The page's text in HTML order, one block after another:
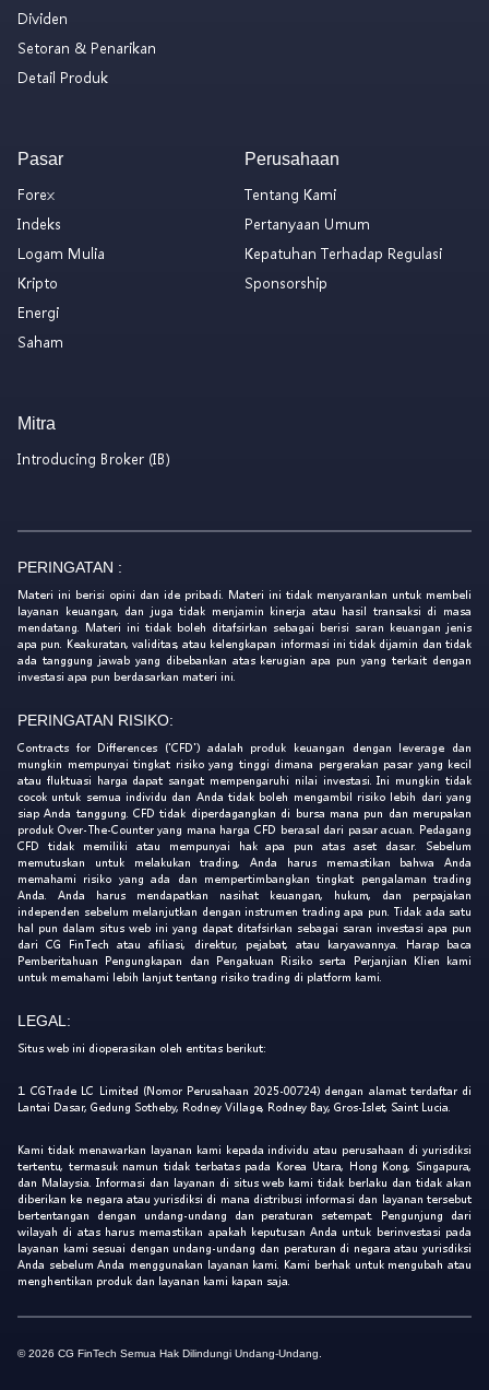
Dividen
Setoran & Penarikan
Detail Produk
Pasar
Forex
Indeks
Logam Mulia
Kripto
Energi
Saham
Perusahaan
Tentang Kami
Pertanyaan Umum
Kepatuhan Terhadap Regulasi
Sponsorship
Mitra
Introducing Broker (IB)
PERINGATAN :
Materi ini berisi opini dan ide pribadi. Materi ini tidak menyarankan untuk membeli
layanan keuangan, dan juga tidak menjamin kinerja atau hasil transaksi di masa
mendatang. Materi ini tidak boleh ditafsirkan sebagai berisi saran keuangan jenis
apa pun. Keakuratan, validitas, atau kelengkapan informasi ini tidak dijamin dan tidak
ada tanggung jawab yang dibebankan atas kerugian apa pun yang terkait dengan
investasi apa pun berdasarkan materi ini.
PERINGATAN RISIKO:
Contracts for Differences ('CFD') adalah produk keuangan dengan leverage dan
mungkin mempunyai tingkat risiko yang tinggi dimana pergerakan pasar yang kecil
atau fluktuasi harga dapat sangat mempengaruhi nilai investasi. Ini mungkin tidak
cocok untuk semua individu dan Anda tidak boleh mengambil risiko lebih dari yang
siap Anda tanggung. CFD tidak diperdagangkan di bursa mana pun dan merupakan
produk Over-The-Counter yang mana harga CFD berasal dari pasar acuan. Pedagang
CFD tidak memiliki atau mempunyai hak apa pun atas aset dasar. Sebelum
memutuskan untuk melakukan trading, Anda harus memastikan bahwa Anda
memahami risiko yang ada dan mempertimbangkan tingkat pengalaman trading
Anda. Anda harus mendapatkan nasihat keuangan, hukum, dan perpajakan
independen sebelum melanjutkan dengan instrumen trading apa pun. Tidak ada satu
hal pun dalam situs web ini yang dapat ditafsirkan sebagai saran investasi apa pun
dari CG FinTech atau afiliasi, direktur, pejabat, atau karyawannya. Harap baca
Pemberitahuan Pengungkapan dan Pengakuan Risiko serta Perjanjian Klien kami
untuk memahami lebih lanjut tentang risiko trading di platform kami.
LEGAL:
Situs web ini dioperasikan oleh entitas berikut:
1. CGTrade LC Limited (Nomor Perusahaan 2025-00724) dengan alamat terdaftar di
Lantai Dasar, Gedung Sotheby, Rodney Village, Rodney Bay, Gros-Islet, Saint Lucia.
Kami tidak menawarkan layanan kami kepada individu atau perusahaan di yurisdiksi
tertentu, termasuk namun tidak terbatas pada Korea Utara, Hong Kong, Singapura,
dan Malaysia. Informasi dan layanan di situs web kami tidak berlaku dan tidak akan
diberikan ke negara atau yurisdiksi di mana distribusi informasi dan layanan tersebut
bertentangan dengan undang-undang dan peraturan setempat. Pengunjung dari
wilayah di atas harus memastikan apakah keputusan Anda untuk berinvestasi pada
layanan kami sesuai dengan undang-undang dan peraturan di negara atau yurisdiksi
Anda sebelum Anda menggunakan layanan kami. Kami berhak untuk mengubah atau
menghentikan produk dan layanan kami kapan saja.
© 2026 CG FinTech Semua Hak Dilindungi Undang-Undang.